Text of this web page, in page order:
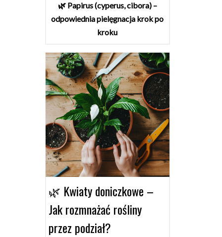
🌿 Papirus (cyperus, cibora) –
odpowiednia pielęgnacja krok po
kroku
🌿 Kwiaty doniczkowe –
Jak rozmnażać rośliny
przez podział?